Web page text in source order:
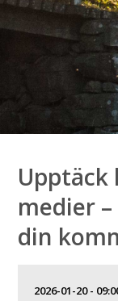
Upptäck
medier
din
2026-01-20 -